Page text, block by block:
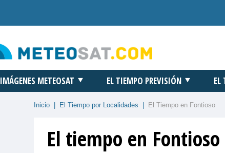
IMÁGENES METEOSAT EL TIEMPO PREVISIÓN EL
Inicio El Tiempo por Localidades El Tiempo en Fontioso
El tiempo en Fontioso